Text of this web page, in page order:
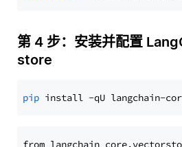
第 4 步：安装并配置
store
pip
from